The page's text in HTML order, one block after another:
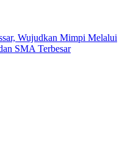
Wujudkan Mimpi Melalui
SMA Terbesar